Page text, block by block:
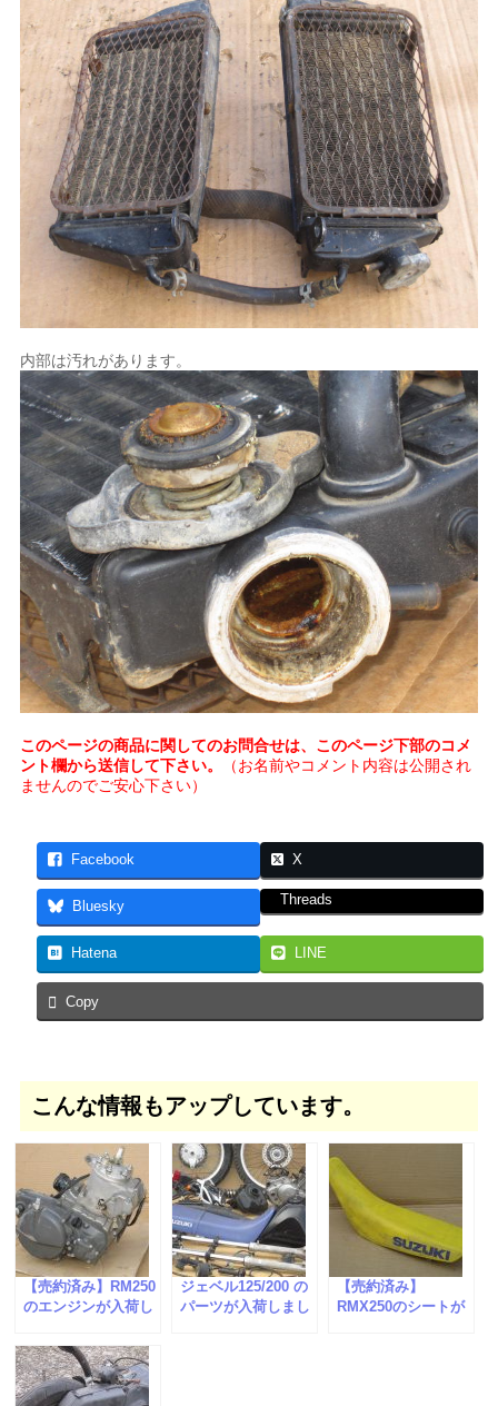
内部は汚れがあります。
このページの商品に関してのお問合せは、このページ下部のコメ
ント欄から送信して下さい。
（お名前やコメント内容は公開され
ませんのでご安心下さい）
Facebook X
Bluesky Threads
Hatena LINE
Copy
こんな情報もアップしています。
【売約済み】RM250
のエンジンが入荷し
ジェベル125/200 の
パーツが入荷しまし
【売約済み】
RMX250のシートが